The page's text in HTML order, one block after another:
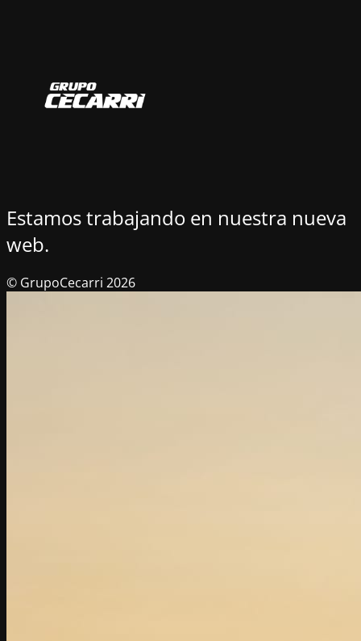
Estamos trabajando en nuestra nueva
web.
© GrupoCecarri 2026